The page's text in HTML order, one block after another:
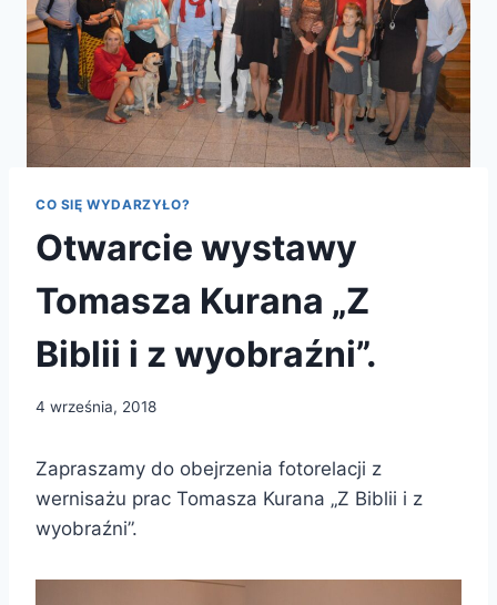
CO SIĘ WYDARZYŁO?
Otwarcie wystawy
Tomasza Kurana „Z
Biblii i z wyobraźni”.
4 września, 2018
Zapraszamy do obejrzenia fotorelacji z
wernisażu prac Tomasza Kurana „Z Biblii i z
wyobraźni”.